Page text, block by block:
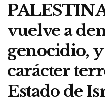
vuelve a
genocidio,
carácter
Estado de